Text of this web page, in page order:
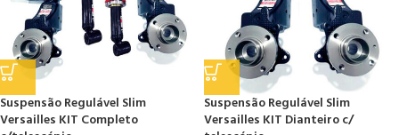
Suspensão Regulável Slim
Versailles KIT Completo
Suspensão Regulável Slim
Versailles KIT Dianteiro c/